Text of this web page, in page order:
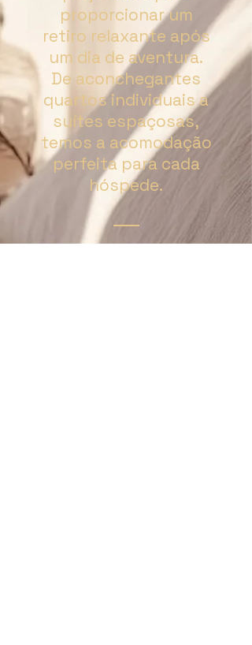
proporcionar um
retiro relaxante após
um dia de aventura.
De aconchegantes
quartos individuais a
suítes espaçosas,
temos a acomodação
perfeita para cada
hóspede.
Ler mais